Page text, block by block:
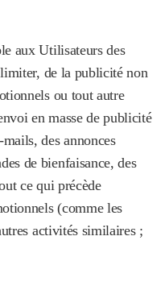
aux Utilisateurs des
de la publicité non
ou tout autre
en masse de publicité
des annonces
de bienfaisance, des
ce qui précède
(comme les
activités similaires ;